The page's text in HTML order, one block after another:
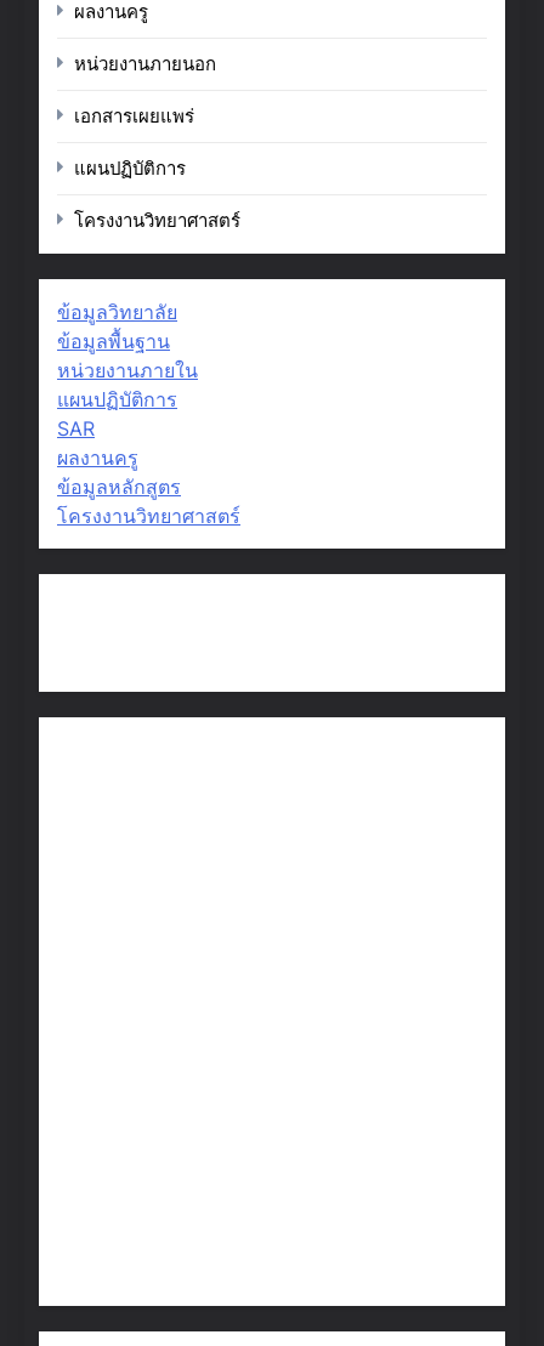
ผลงานครู
หน่วยงานภายนอก
เอกสารเผยแพร่
แผนปฏิบัติการ
โครงงานวิทยาศาสตร์
ข้อมูลวิทยาลัย
ข้อมูลพื้นฐาน
หน่วยงานภายใน
แผนปฏิบัติการ
SAR
ผลงานครู
ข้อมูลหลักสูตร
โครงงานวิทยาศาสตร์